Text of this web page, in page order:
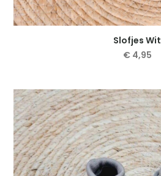
Slofjes Wit
€4,95